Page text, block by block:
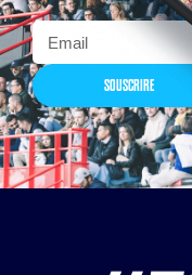
SOUSCRIRE